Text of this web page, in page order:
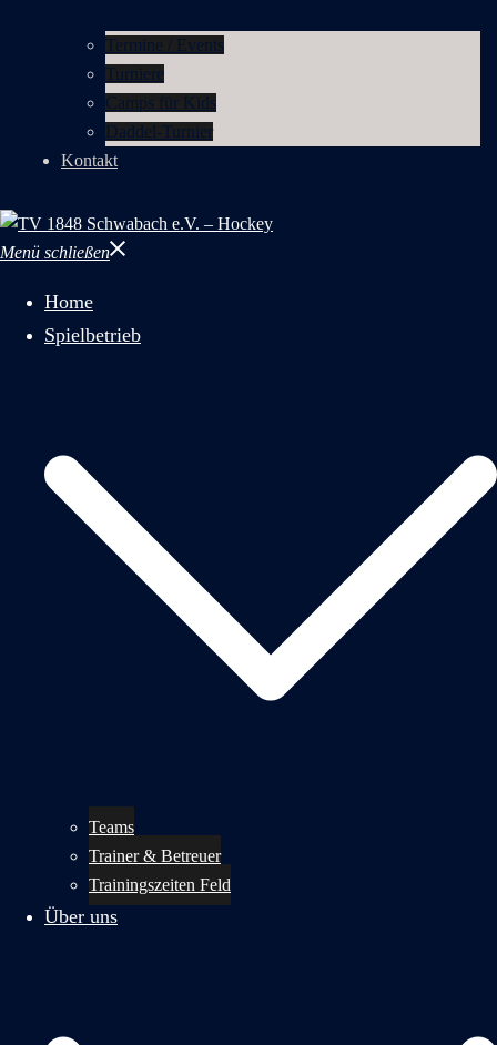
Termine / Events
Turniere
Camps für Kids
Daddel-Turnier
Kontakt
Menü schließen
Home
Spielbetrieb
Teams
Trainer & Betreuer
Trainingszeiten Feld
Über uns